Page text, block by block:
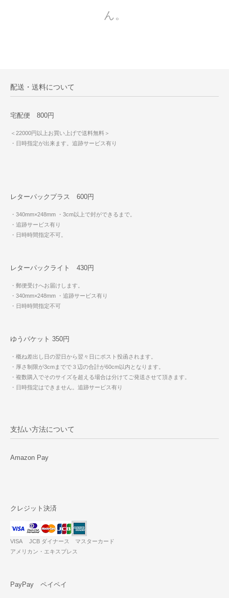
ん。
配送・送料について
宅配便 800円
＜22000円以上お買い上げで送料無料＞
・日時指定が出来ます。追跡サービス有り
レターパックプラス 600円
・340mm×248mm ・3cm以上で封ができるまで。
・追跡サービス有り
・日時時間指定不可。
レターパックライト 430円
・郵便受けへお届けします。
・340mm×248mm ・追跡サービス有り
・日時時間指定不可
ゆうパケット 350円
・概ね差出し日の翌日から翌々日にポスト投函されます。
・厚さ制限が3cmまでで３辺の合計が60cm以内となります。
・複数購入でそのサイズを超える場合は分けてご発送させて頂きます。
・日時指定はできません。追跡サービス有り
支払い方法について
Amazon Pay
クレジット決済
VISA JCB ダイナース マスターカード
アメリカン・エキスプレス
PayPay ペイペイ